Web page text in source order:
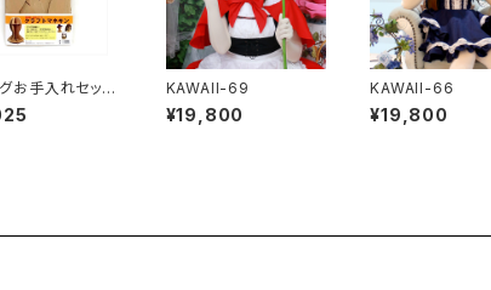
グお手入れセット
can not s
KAWAII-69
¥19,800
KAWAII-66
¥19,800